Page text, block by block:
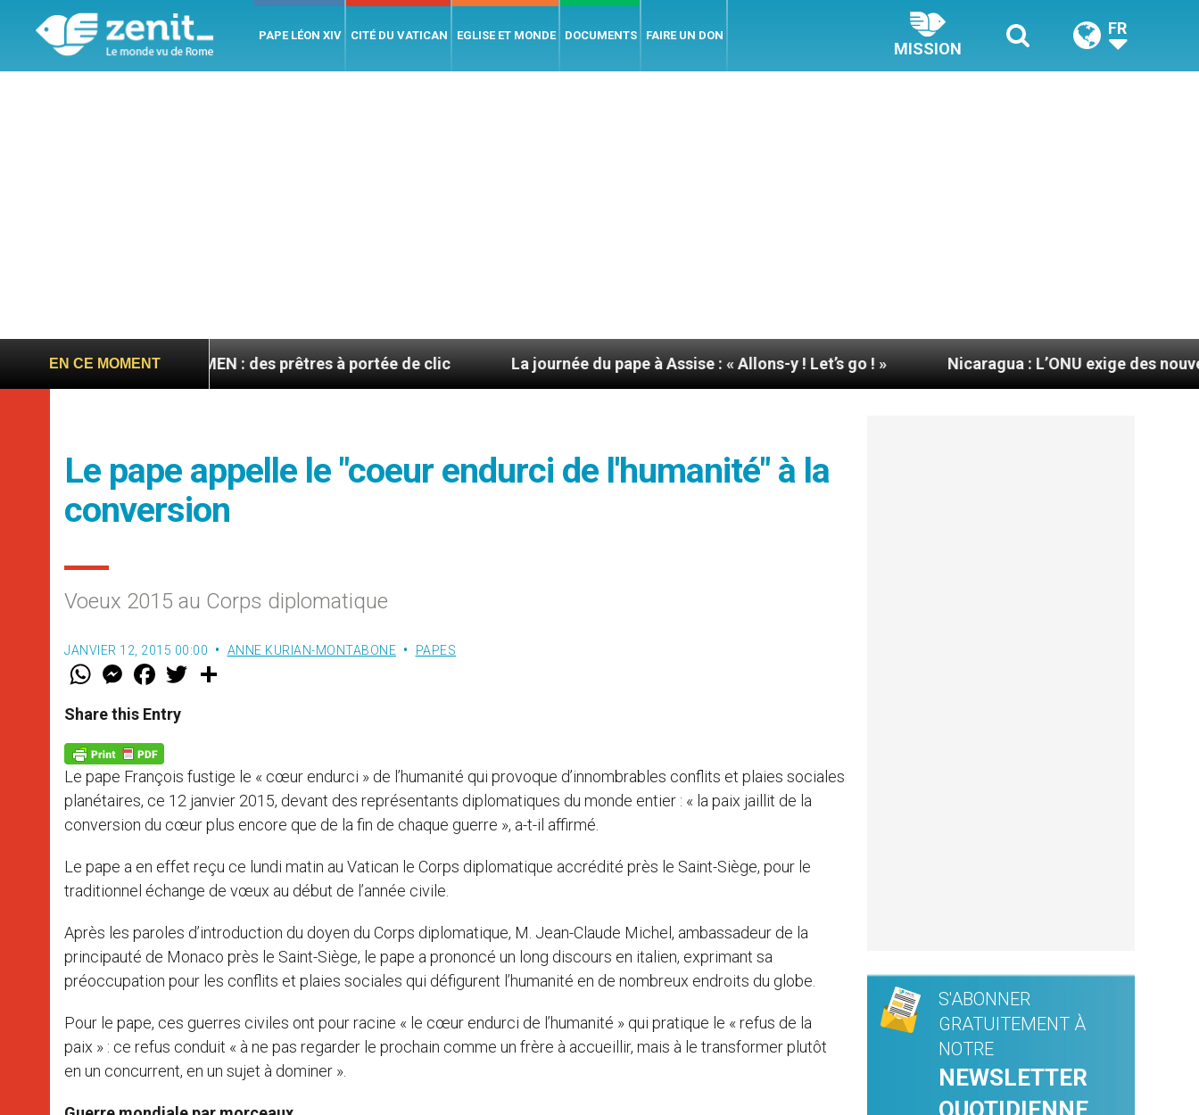
PAPE LÉON XIV CITÉ DU VATICAN EGLISE ET MONDE DOCUMENTS FAIRE UN DON
MISSION
FR
EN CE MOMENTAMEN : des prêtres à portée de clic La journée du pape à Assise : « Allons-y ! Let’s go ! » Nicaragua : L’ONU exige des nouvelles de
Le pape appelle le "coeur endurci de l'humanité" à la
conversion
Voeux 2015 au Corps diplomatique
JANVIER 12, 2015 00:00 ANNE KURIAN-MONTABONE PAPES
W
t
s
p
p
M
e
s
e
g
e
r
F
a
e
b
k
w
Share this Entry
Le pape François fustige le « cœur endurci » de l’humanité qui provoque d’innombrables conflits et plaies sociales
planétaires, ce 12 janvier 2015, devant des représentants diplomatiques du monde entier : « la paix jaillit de la
conversion du cœur plus encore que de la fin de chaque guerre », a-t-il affirmé.
Le pape a en effet reçu ce lundi matin au Vatican le Corps diplomatique accrédité près le Saint-Siège, pour le
traditionnel échange de vœux au début de l’année civile.
Après les paroles d’introduction du doyen du Corps diplomatique, M. Jean-Claude Michel, ambassadeur de la
principauté de Monaco près le Saint-Siège, le pape a prononcé un long discours en italien, exprimant sa
préoccupation pour les conflits et plaies sociales qui défigurent l’humanité en de nombreux endroits du globe.
Pour le pape, ces guerres civiles ont pour racine « le cœur endurci de l’humanité » qui pratique le « refus de la
paix » : ce refus conduit « à ne pas regarder le prochain comme un frère à accueillir, mais à le transformer plutôt
en un concurrent, en un sujet à dominer ».
S'ABONNER
GRATUITEMENT À
NOTRE
NEWSLETTER
QUOTIDIENNE